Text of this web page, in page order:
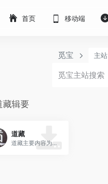
首页 移动端
觅宝 主站
藏辑要
道藏
道藏主要内容为道家子书及道教经典，也包括一些易学、术数、医学内容。